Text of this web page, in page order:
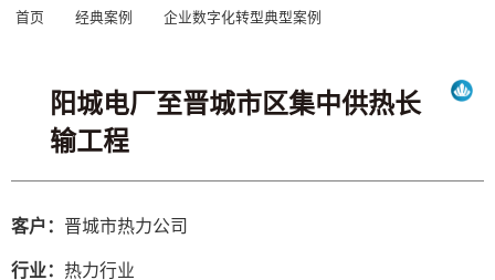
经典案例
新闻中心
关于北明
新闻中心
首页 经典案例
阳城电厂至晋城市区集中供热长
输工程
客户： 晋城市热力公司
行业： 热力行业